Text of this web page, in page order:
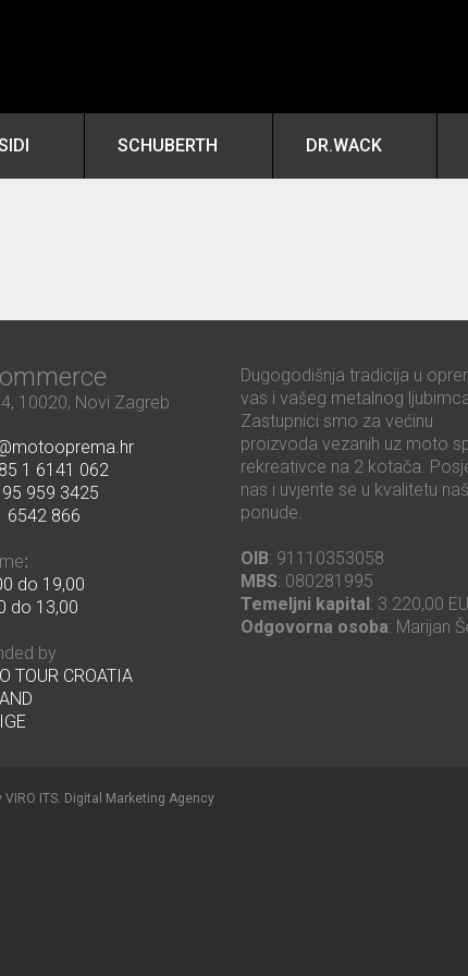
SCHUBERTH DR.WACK
10020, Novi Zagreb
1 6141 062
959 3425
6542 866
:
do 19,00
do 13,00
by
TOUR CROATIA
Dugogodišnja tradicija u
vas i vašeg metalnog
Zastupnici smo za većinu
proizvoda vezanih uz moto
rekreativce na 2 kotača.
nas i uvjerite se u kvalitetu
ponude.
OIB: 91110353058
MBS: 080281995
Temeljni kapital : 3.220,00
Odgovorna osoba: Marijan
VIRO ITS. Digital Marketing Agency